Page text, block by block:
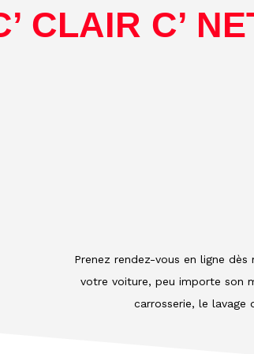
CLAIR C’
Prenez rendez-vous en ligne
votre voiture, peu importe son
carrosserie, le